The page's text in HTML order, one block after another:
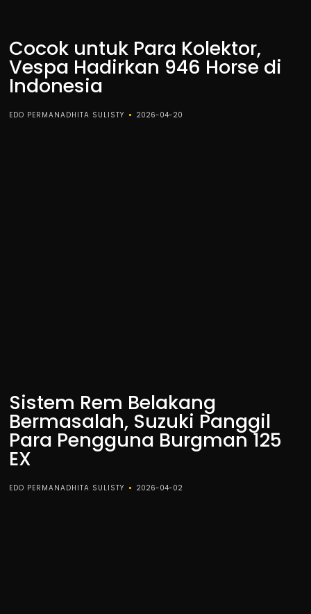
Cocok untuk Para Kolektor,
Vespa Hadirkan 946 Horse di
Indonesia
EDO PERMANADHITA SULISTY 2026-04-20
Sistem Rem Belakang
Bermasalah, Suzuki Panggil
Para Pengguna Burgman 125
EX
EDO PERMANADHITA SULISTY 2026-04-02